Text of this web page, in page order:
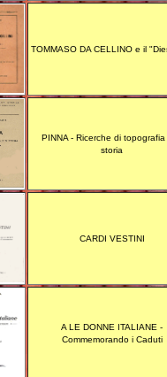
TOMMASO DA CELLINO e il
PINNA - Ricerche di topografia
storia
CARDI VESTINI
A LE DONNE ITALIANE -
Commemorando i Caduti